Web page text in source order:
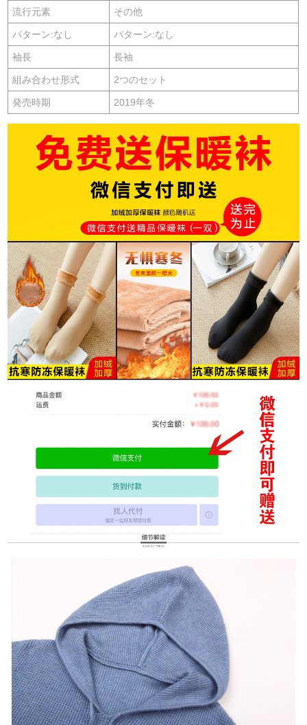
流行元素 その他
パターン:なし パターン:なし
袖長 長袖
組み合わせ形式 2つのセット
発売時期 2019年冬